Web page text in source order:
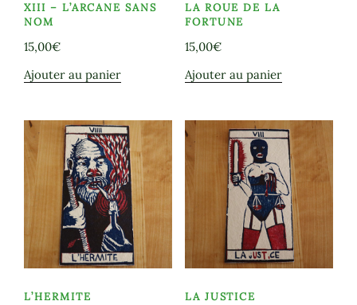
XIII – L’ARCANE SANS
NOM
15,00€
Ajouter au panier
LA ROUE DE LA
FORTUNE
15,00€
Ajouter au panier
L’HERMITE LA JUSTICE